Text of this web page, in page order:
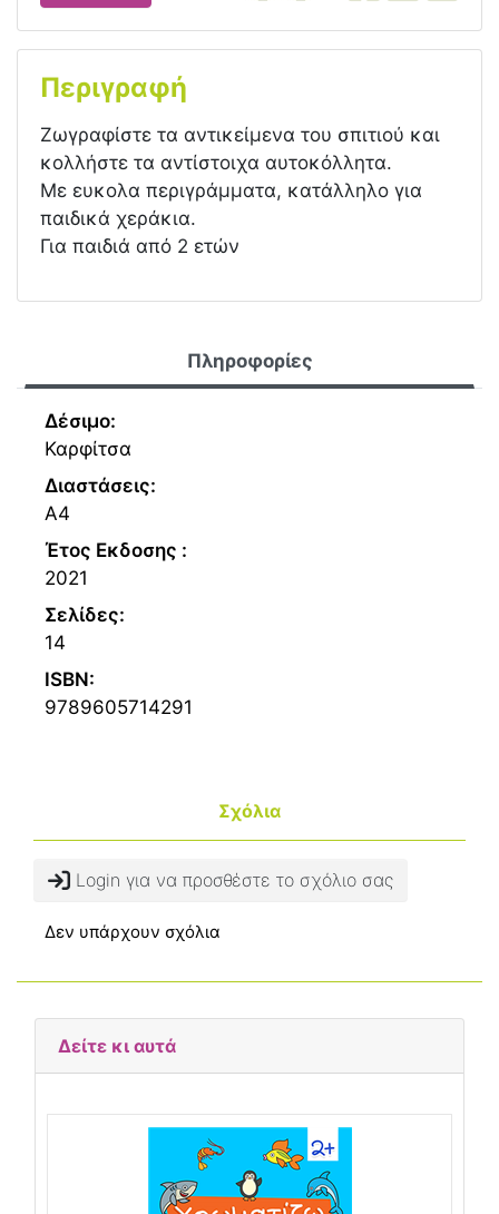
Περιγραφή
Ζωγραφίστε τα αντικείμενα του σπιτιού και
κολλήστε τα αντίστοιχα αυτοκόλλητα.
Με ευκολα περιγράμματα, κατάλληλο για
παιδικά χεράκια.
Για παιδιά από 2 ετών
Πληροφορίες
Δέσιμο:
Καρφίτσα
Διαστάσεις:
Α4
Έτος Εκδοσης :
2021
Σελίδες:
14
ISBN:
9789605714291
Σχόλια
Login για να προσθέστε το σχόλιο σας
Δεν υπάρχουν σχόλια
Δείτε κι αυτά